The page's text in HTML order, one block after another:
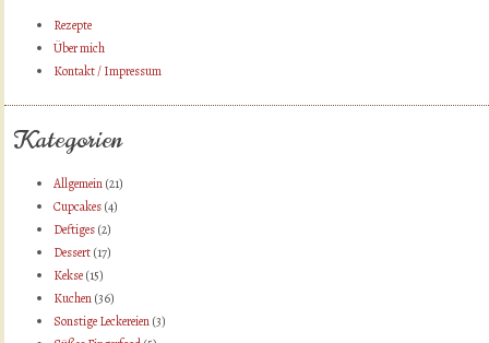
Rezepte
Über mich
Kontakt / Impressum
Kategorien
Allgemein(21)
Cupcakes(4)
Deftiges(2)
Dessert(17)
Kekse(15)
Kuchen(36)
Sonstige Leckereien(3)